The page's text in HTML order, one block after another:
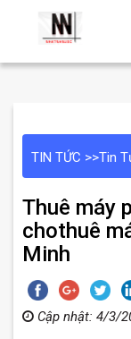
TIN TỨC >>Tin
Thuê máy
chothuê
Minh
Cập nhật: 4/3/